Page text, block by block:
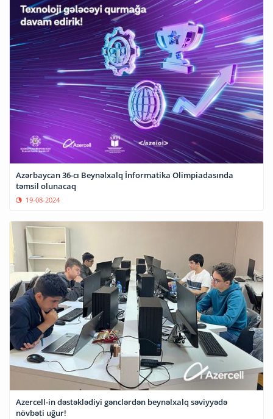
Azərbaycan 36-cı Beynəlxalq İnformatika Olimpiadasında
təmsil olunacaq
19-08-2024
Azercell-in dəstəklədiyi gənclərdən beynəlxalq səviyyədə
növbəti uğur!